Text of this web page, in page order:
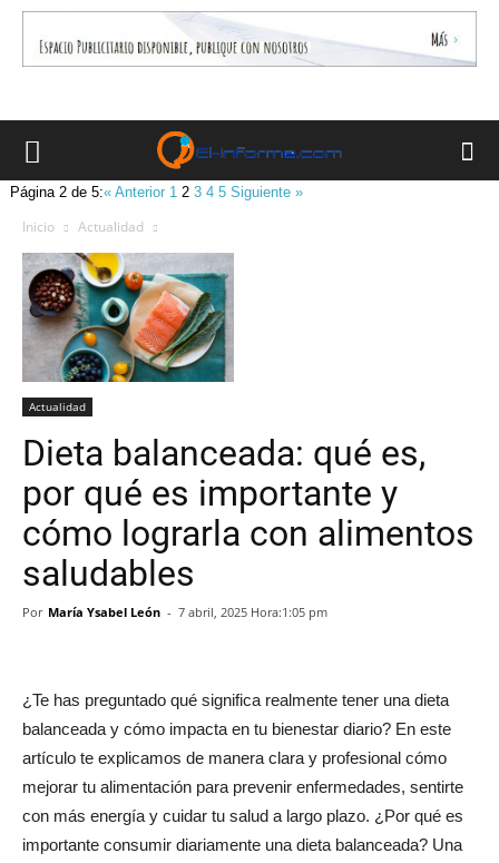
Página 2 de 5:« Anterior 1 23 4 5 Siguiente »
Inicio Actualidad
Actualidad
Dieta balanceada: qué es,
por qué es importante y
cómo lograrla con alimentos
saludables
Por María Ysabel León - 7 abril, 2025 Hora:1:05 pm
¿Te has preguntado qué significa realmente tener una dieta
balanceada y cómo impacta en tu bienestar diario? En este
artículo te explicamos de manera clara y profesional cómo
mejorar tu alimentación para prevenir enfermedades, sentirte
con más energía y cuidar tu salud a largo plazo. ¿Por qué es
importante consumir diariamente una dieta balanceada? Una